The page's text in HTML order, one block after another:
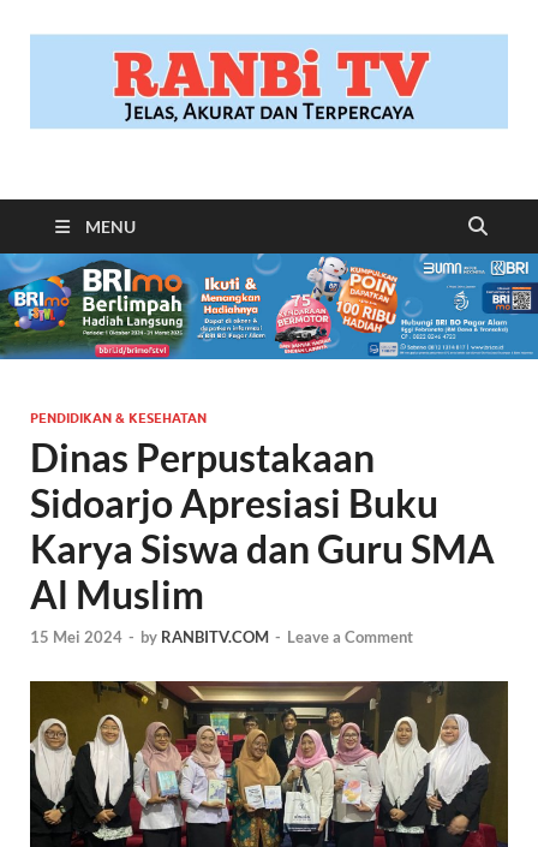
RANBITV.COM
MENU
PENDIDIKAN & KESEHATAN
Dinas Perpustakaan
Sidoarjo Apresiasi Buku
Karya Siswa dan Guru SMA
Al Muslim
15 Mei 2024 - by RANBITV.COM - Leave a Comment